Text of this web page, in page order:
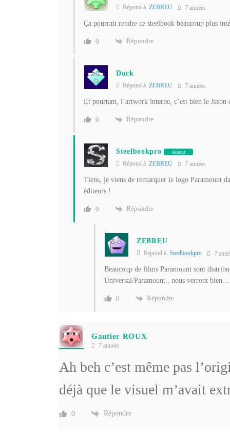
Répond à ZEBREU 7 années
Ça pourrait rendre ce steelbook beaucoup plus
0 Répondre
Duck
Répond à ZEBREU 7 années
Et pourtant, l’artwork interne, c’est bien le Jason
0 Répondre
Steelbookpro Auteur
Répond à ZEBREU 7 années
Tiens, je viens de remarquer le logo Paramount
éditeurs !
0 Répondre
ZEBREU
Répond à Steelbookpro 7
Beaucoup de films Paramount sont
Universal/Paramount , nous verront
0 Répondre
Gautier ROUX
7 années
Ah beh c’est même pas
déjà que le visuel m’avait
0 Répondre